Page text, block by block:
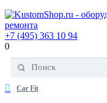
+7 (495) 363 10 94
0
Car Fit